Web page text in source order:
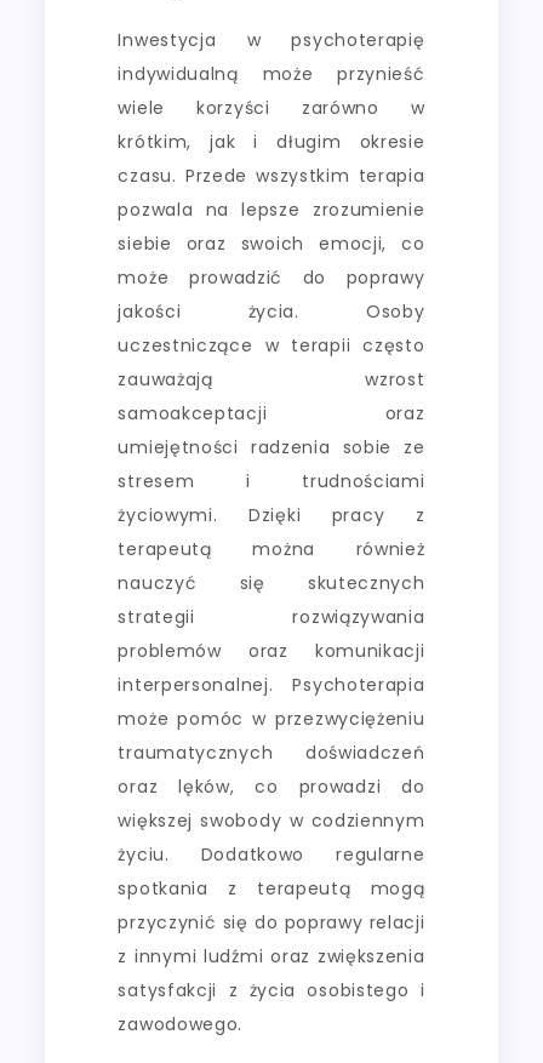
Inwestycja w psychoterapię
indywidualną może przynieść
wiele korzyści zarówno w
krótkim, jak i długim okresie
czasu. Przede wszystkim terapia
pozwala na lepsze zrozumienie
siebie oraz swoich emocji, co
może prowadzić do poprawy
jakości życia. Osoby
uczestniczące w terapii często
zauważają wzrost
samoakceptacji oraz
umiejętności radzenia sobie ze
stresem i trudnościami
życiowymi. Dzięki pracy z
terapeutą można również
nauczyć się skutecznych
strategii rozwiązywania
problemów oraz komunikacji
interpersonalnej. Psychoterapia
może pomóc w przezwyciężeniu
traumatycznych doświadczeń
oraz lęków, co prowadzi do
większej swobody w codziennym
życiu. Dodatkowo regularne
spotkania z terapeutą mogą
przyczynić się do poprawy relacji
z innymi ludźmi oraz zwiększenia
satysfakcji z życia osobistego i
zawodowego.